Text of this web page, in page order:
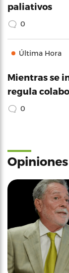
paliativos
0
Última Hora
Mientras se
regula
0
Opiniones